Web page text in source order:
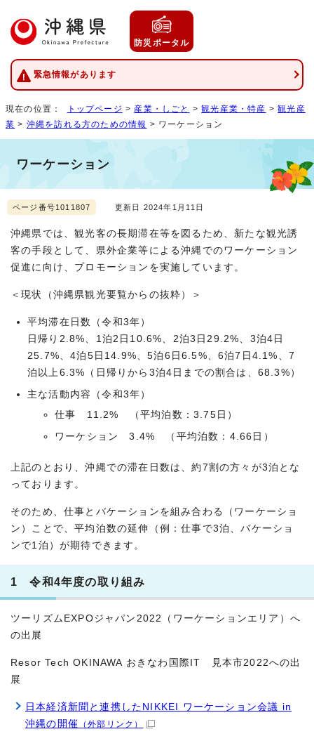
防災ポータル
緊急情報があります
現在の位置： トップページ > 産業・しごと >観光産業・特産 >観光産
業 > 沖縄を訪れる方のための情報 > ワーケーション
ワーケーション
ページ番号1011807 更新日 2024年1月11日
沖縄県では、観光客の長期滞在等を図るため、新たな観光誘
客の手段として、県外企業等による沖縄でのワーケーション
促進に向け、プロモーションを実施しています。
＜現状（沖縄県観光要覧からの抜粋）＞
平均滞在日数（令和3年）
日帰り2.8%、1泊2日10.6%、2泊3日29.2%、3泊4日
25.7%、4泊5日14.9%、5泊6日6.5%、6泊7日4.1%、7
泊以上6.3%（日帰りから3泊4日までの割合は、68.3%）
主な活動内容（令和3年）
仕事 11.2% （平均泊数：3.75日）
ワーケション 3.4% （平均泊数：4.66日）
上記のとおり、沖縄での滞在日数は、約7割の方々が3泊とな
っております。
そのため、仕事とバケーションを組み合わる（ワーケーショ
ン）ことで、平均泊数の延伸（例：仕事で3泊、バケーショ
ンで1泊）が期待できます。
1 令和4年度の取り組み
ツーリズムEXPOジャパン2022（ワーケーションエリア）へ
の出展
Resor Tech OKINAWA おきなわ国際IT 見本市2022への出
展
日本経済新聞と連携したNIKKEI ワーケーション会議 in
沖縄の開催 （外部リンク）